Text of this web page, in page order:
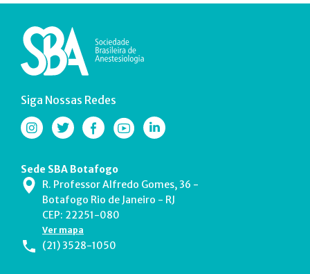
Siga Nossas Redes
Sede SBA Botafogo
R. Professor Alfredo Gomes, 36 -
Botafogo Rio de Janeiro - RJ
CEP: 22251-080
Ver mapa
(21) 3528-1050